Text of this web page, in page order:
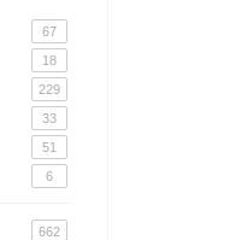
67
18
229
33
51
6
662